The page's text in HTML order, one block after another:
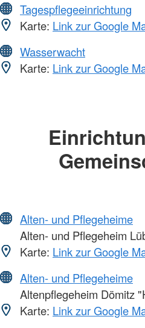
Tagespflegeeinrichtung
Karte: Link zur Google
Wasserwacht
Karte: Link zur Google
Alten- und Pflegeheime
Alten- und Pflegeheim
Karte: Link zur Google
Alten- und Pflegeheime
Altenpflegeheim Dömitz
Karte: Link zur Google